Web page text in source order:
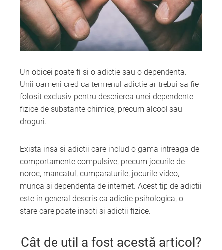
Un obicei poate fi si o adictie sau o dependenta.
Unii oameni cred ca termenul adictie ar trebui sa fie
folosit exclusiv pentru descrierea unei dependente
fizice de substante chimice, precum alcool sau
droguri.
Exista insa si adictii care includ o gama intreaga de
comportamente compulsive, precum jocurile de
noroc, mancatul, cumparaturile, jocurile video,
munca si dependenta de internet. Acest tip de adictii
este in general descris ca adictie psihologica, o
stare care poate insoti si adictii fizice.
Cât de util a fost acestă articol?